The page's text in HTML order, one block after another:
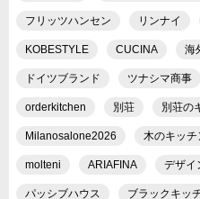
フリッツハンセン リンナイ
KOBESTYLE CUCINA 海
ドイツブランド ツナシマ商事
orderkitchen 別荘 別荘の
Milanosalone2026 木のキッチ
molteni ARIAFINA デザイ
パッシブハウス ブラックキッ